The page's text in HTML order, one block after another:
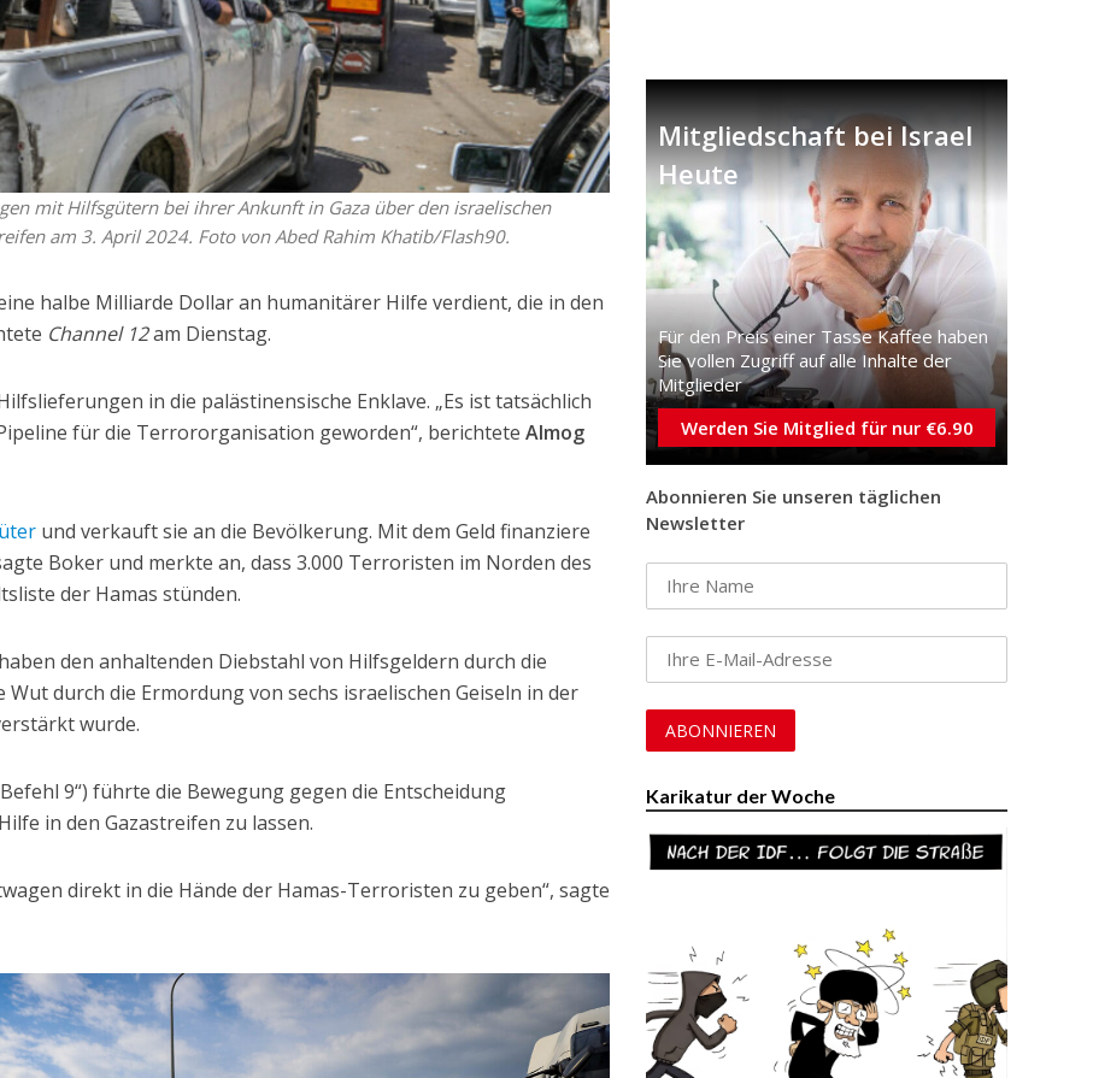
mit Hilfsgütern bei ihrer Ankunft in Gaza über den israelischen
am 3. April 2024. Foto von Abed Rahim Khatib/Flash90.
halbe Milliarde Dollar an humanitärer Hilfe verdient, die in den
Channel 12am Dienstag.
in die palästinensische Enklave. „Es ist tatsächlich
für die Terrororganisation geworden“, berichteteAlmog
und verkauft sie an die Bevölkerung. Mit dem Geld finanziere
Boker und merkte an, dass 3.000 Terroristen im Norden des
der Hamas stünden.
den anhaltenden Diebstahl von Hilfsgeldern durch die
durch die Ermordung von sechs israelischen Geiseln in der
wurde.
9“) führte die Bewegung gegen die Entscheidung
in den Gazastreifen zu lassen.
direkt in die Hände der Hamas-Terroristen zu geben“, sagte
Mitgliedschaft bei Israel
Heute
Für den Preis einer Tasse Kaffee haben
Sie vollen Zugriff auf alle Inhalte der
Mitglieder
Werden Sie Mitglied für nur €6.90
Abonnieren Sie unseren täglichen
Newsletter
Karikatur der Woche